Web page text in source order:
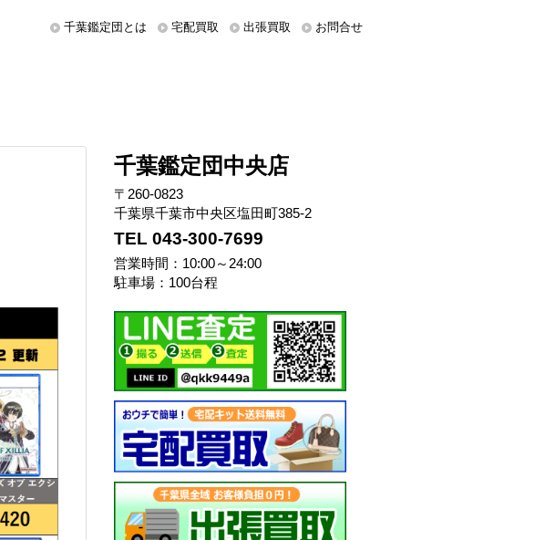
千葉鑑定団とは 宅配買取 出張買取 お問合せ
千葉鑑定団中央店
〒260-0823
千葉県千葉市中央区塩田町385-2
TEL 043-300-7699
営業時間：10:00～24:00
駐車場：100台程